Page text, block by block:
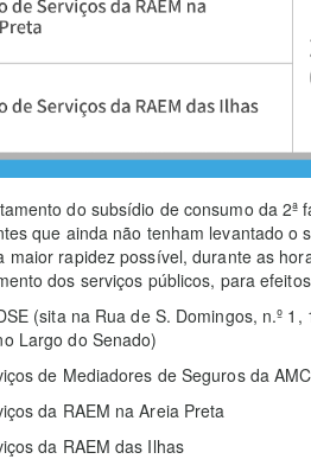
do subsídio de consumo da
que ainda não tenham levantado o
maior rapidez possível, durante as
dos serviços públicos, para
(sita na Rua de S. Domingos, n.º
Largo do Senado)
de Mediadores de Seguros da
da RAEM na Areia Preta
da RAEM das Ilhas